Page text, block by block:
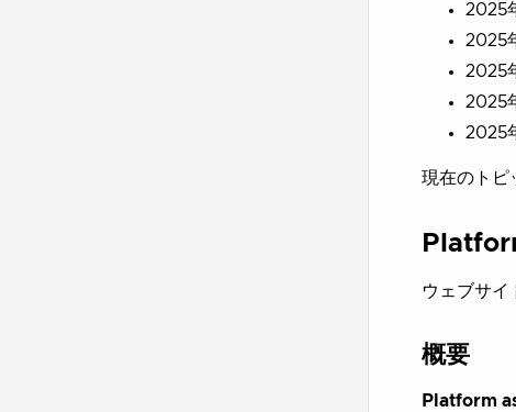
2025
2025
2025
2025
2025
現在のトピ
ウェブサイ
概要
Platform